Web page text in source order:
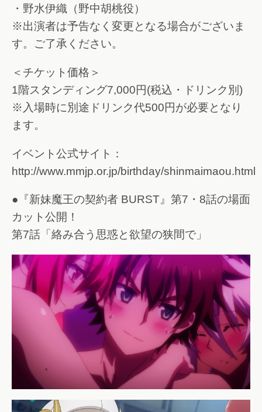
・野水伊織（野中胡桃役）
※出演者は予告なく変更となる場合がございま
す。ご了承ください。
＜チケット価格＞
1階スタンディング7,000円(税込・ドリンク別)
※入場時に別途ドリンク代500円が必要となり
ます。
イベント公式サイト：
http://www.mmjp.or.jp/birthday/shinmaimaou.html
●『新妹魔王の契約者 BURST』第7・8話の場面
カット公開！
第7話「絡み合う思惑と欲望の狭間で」